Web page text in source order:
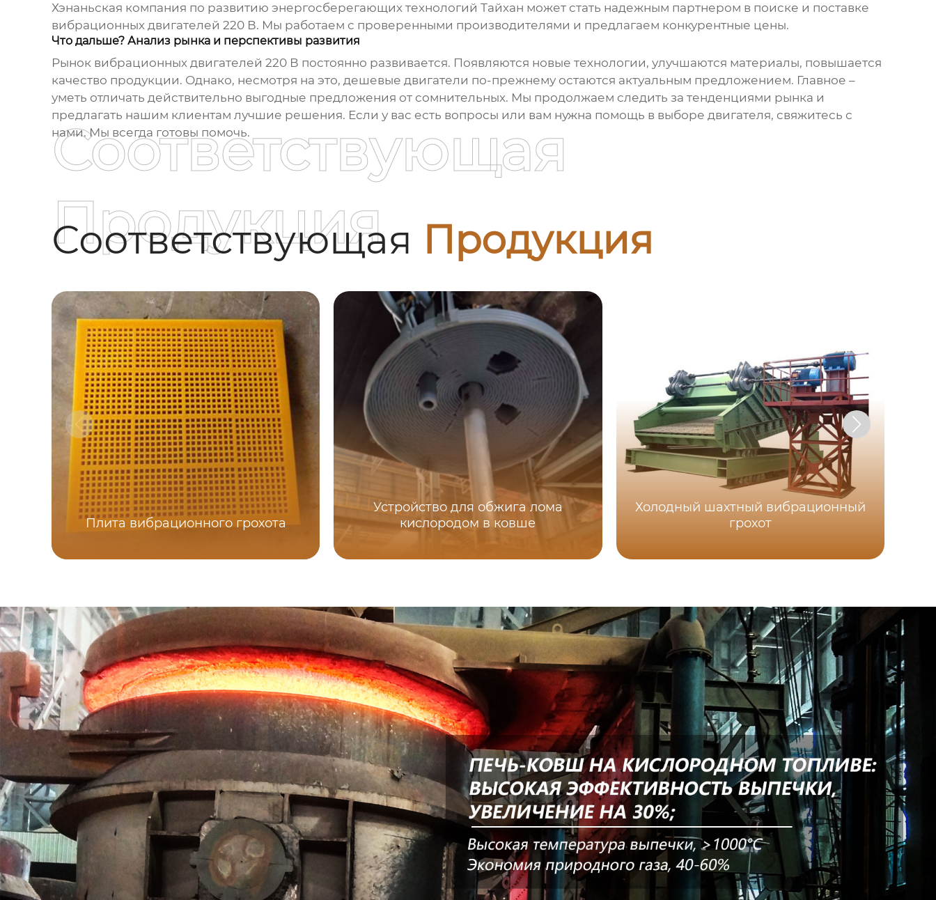
Хэнаньская компания по развитию энергосберегающих технологий Тайхан может стать надежным партнером в поиске и поставке
вибрационных двигателей 220 В. Мы работаем с проверенными производителями и предлагаем конкурентные цены.
Что дальше? Анализ рынка и перспективы развития
Рынок вибрационных двигателей 220 В постоянно развивается. Появляются новые технологии, улучшаются материалы, повышается
качество продукции. Однако, несмотря на это, дешевые двигатели по-прежнему остаются актуальным предложением. Главное –
уметь отличать действительно выгодные предложения от сомнительных. Мы продолжаем следить за тенденциями рынка и
предлагать нашим клиентам лучшие решения. Если у вас есть вопросы или вам нужна помощь в выборе двигателя, свяжитесь с
нами. Мы всегда готовы помочь.
Соответствующая Продукция
Соответствующая
Продукция
Плита вибрационного грохота
Устройство для обжига лома
кислородом в ковше
Холодный шахтный вибрационный
грохот